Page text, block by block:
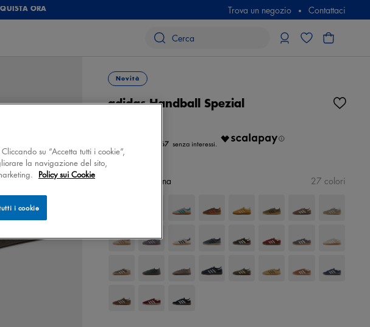
ORA Trova un negozio Contattaci
Novità
adidas Handball Spezial
€ 36.67
Seleziona 27 colori
su “Accetta tutti i cookie”,
la navigazione del sito,
Policy sui Cookie
i cookie